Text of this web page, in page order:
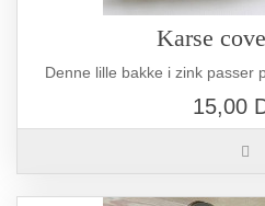
Karse
Denne lille bakke i zink passer
15,00